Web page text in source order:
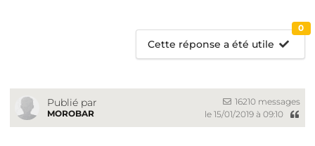
Cette réponse a été utile
0
Publié par
MOROBAR
16210 messages
le 15/01/2019 à 09:10